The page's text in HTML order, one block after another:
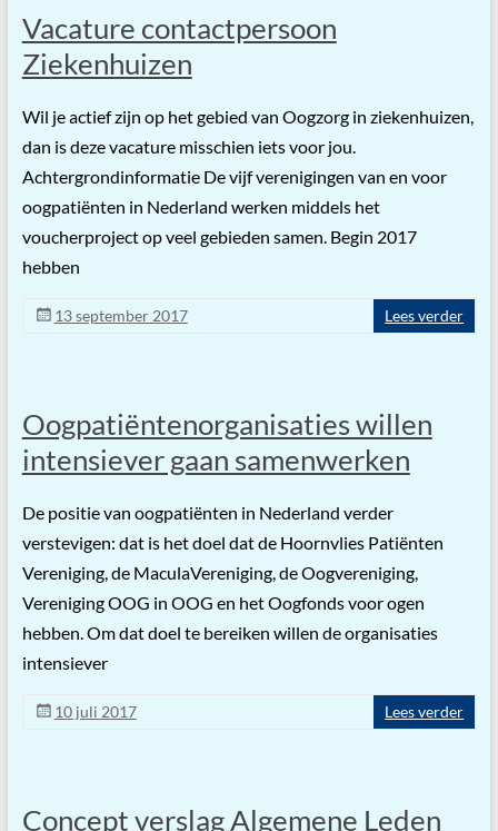
Vacature contactpersoon
Ziekenhuizen
Wil je actief zijn op het gebied van Oogzorg in ziekenhuizen,
dan is deze vacature misschien iets voor jou.
Achtergrondinformatie De vijf verenigingen van en voor
oogpatiënten in Nederland werken middels het
voucherproject op veel gebieden samen. Begin 2017
hebben
13 september 2017 Lees verder
Oogpatiëntenorganisaties willen
intensiever gaan samenwerken
De positie van oogpatiënten in Nederland verder
verstevigen: dat is het doel dat de Hoornvlies Patiënten
Vereniging, de MaculaVereniging, de Oogvereniging,
Vereniging OOG in OOG en het Oogfonds voor ogen
hebben. Om dat doel te bereiken willen de organisaties
intensiever
10 juli 2017 Lees verder
Concept verslag Algemene Leden